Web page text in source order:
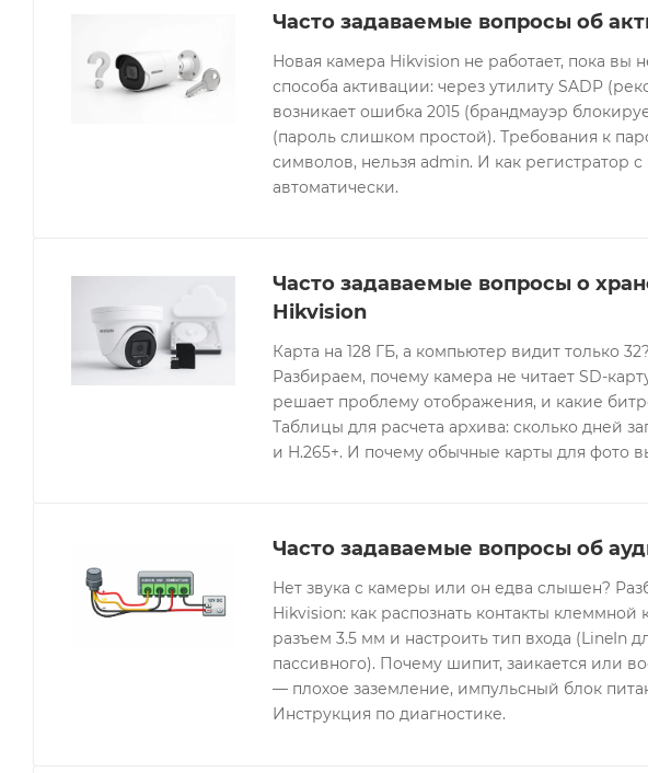
Часто задаваемые вопросы об
Новая камера Hikvision не работает, пока вы
способа активации: через утилиту SADP
возникает ошибка 2015 (брандмауэр
(пароль слишком простой). Требования к
символов, нельзя admin. И как регистратор
автоматически.
Часто задаваемые вопросы о
Hikvision
Карта на 128 ГБ, а компьютер видит только
Разбираем, почему камера не читает SD-
решает проблему отображения, и какие
Таблицы для расчета архива: сколько дней
и H.265+. И почему обычные карты для фото
Часто задаваемые вопросы об
Нет звука с камеры или он едва слышен?
Hikvision: как распознать контакты клеммной
разъем 3.5 мм и настроить тип входа (LineIn
пассивного). Почему шипит, заикается или
— плохое заземление, импульсный блок
Инструкция по диагностике.